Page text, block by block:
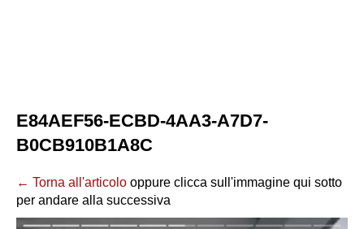
E84AEF56-ECBD-4AA3-A7D7-
B0CB910B1A8C
← Torna all'articolo oppure clicca sull'immagine qui sotto
per andare alla successiva